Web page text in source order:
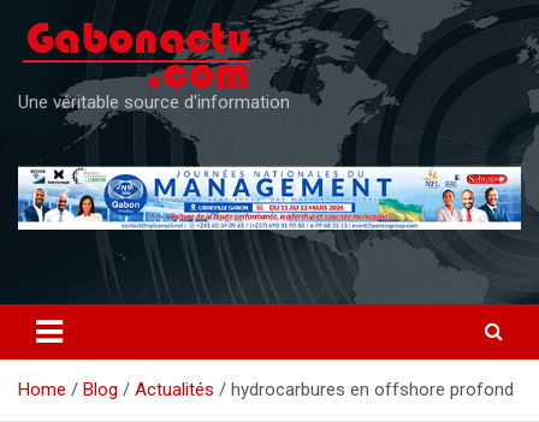
content
Une véritable source d'information
Home Blog Actualités hydrocarbures en offshore profond